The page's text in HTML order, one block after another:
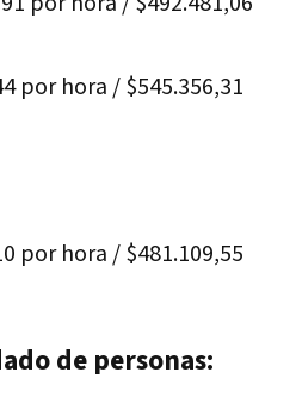
por hora / $545.356,31
por hora / $481.109,55
de personas: